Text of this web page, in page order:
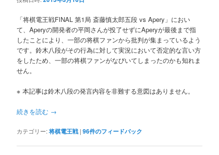
「将棋電王戦FINAL 第1局 斎藤慎太郎五段 vs Apery」におい
て、Aperyの開発者の平岡さんが投了せずにAperyが最後まで指
したことにより、一部の将棋ファンから批判が集まっているよう
です。鈴木八段がその行為に対して実況において否定的な言い方
をしたため、一部の将棋ファンがなびいてしまったのかも知れま
せん。
※ 本記事は鈴木八段の発言内容を非難する意図はありません。
続きを読む →
カテゴリー:将棋電王戦 |96件のフィードバック